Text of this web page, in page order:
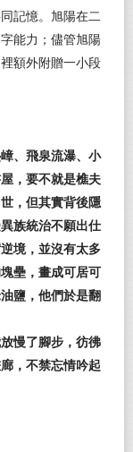
記憶。旭陽在二
能力；儘管旭陽
額外附贈一小段
、飛泉流瀑、小
，要不就是樵夫
，但其實背後隱
族統治不願出仕
境，並沒有太多
壘，畫成可居可
鹽，他們於是翻
慢了腳步，彷彿
，不禁忘情吟起